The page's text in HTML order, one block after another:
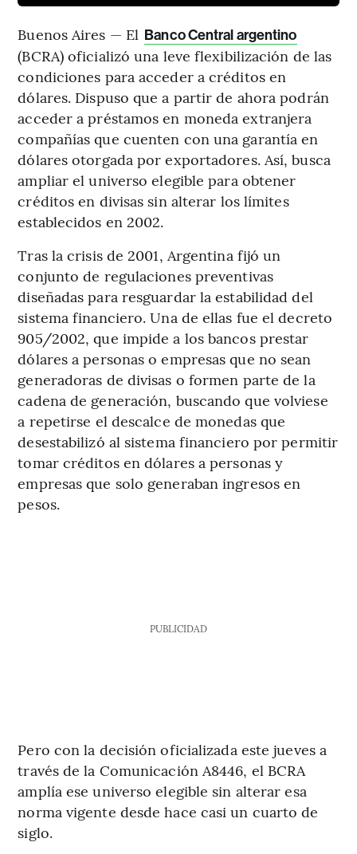
Buenos Aires — El Banco Central argentino
(BCRA) oficializó una leve flexibilización de las
condiciones para acceder a créditos en
dólares. Dispuso que a partir de ahora podrán
acceder a préstamos en moneda extranjera
compañías que cuenten con una garantía en
dólares otorgada por exportadores. Así, busca
ampliar el universo elegible para obtener
créditos en divisas sin alterar los límites
establecidos en 2002.
Tras la crisis de 2001, Argentina fijó un
conjunto de regulaciones preventivas
diseñadas para resguardar la estabilidad del
sistema financiero. Una de ellas fue el decreto
905/2002, que impide a los bancos prestar
dólares a personas o empresas que no sean
generadoras de divisas o formen parte de la
cadena de generación, buscando que volviese
a repetirse el descalce de monedas que
desestabilizó al sistema financiero por permitir
tomar créditos en dólares a personas y
empresas que solo generaban ingresos en
pesos.
PUBLICIDAD
Pero con la decisión oficializada este jueves a
través de la Comunicación A8446, el BCRA
amplía ese universo elegible sin alterar esa
norma vigente desde hace casi un cuarto de
siglo.